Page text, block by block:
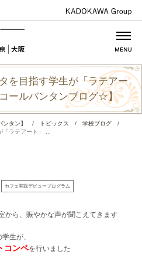
を目指す学生が「ラテアー
ールバンタンブログ☆】
タン】 / トピックス / 学校ブログ
/
ラテアート」 ...
カフェ実践デビュープログラム
から、賑やかな声が聞こえてきます
生が、
コンペを行いました